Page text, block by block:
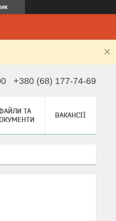
+380 (68) 177-74-69
ТА
ВАКАНСІЇ